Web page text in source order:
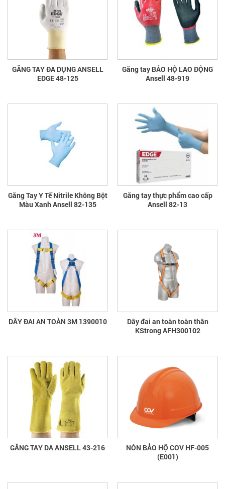
GĂNG TAY ĐA DỤNG ANSELL
EDGE 48-125
Găng tay BẢO HỘ LAO ĐỘNG
Ansell 48-919
Găng Tay Y Tế Nitrile Không Bột
Màu Xanh Ansell 82-135
Găng tay thực phẩm cao cấp
Ansell 82-13
DÂY ĐAI AN TOÀN 3M 1390010
Dây đai an toàn toàn thân
KStrong AFH300102
GĂNG TAY DA ANSELL 43-216
NÓN BẢO HỘ COV HF-005
(E001)